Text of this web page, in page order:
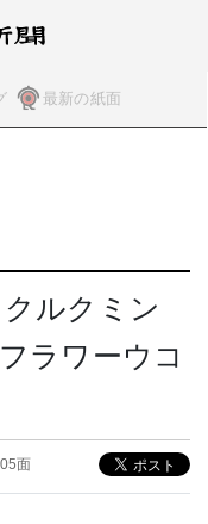
最新の紙面
ルクミン
ラワーウコ
面